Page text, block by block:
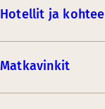
Hotellit ja
Matkavinkit